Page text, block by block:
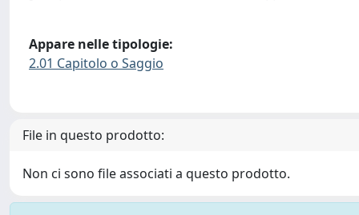
Appare nelle tipologie:
2.01 Capitolo o Saggio
File in questo prodotto:
Non ci sono file associati a questo prodotto.